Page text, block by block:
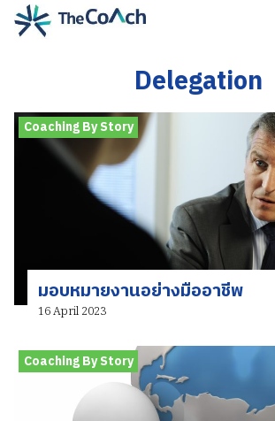
Skip
Delegation
Coaching By Story
มอบหมายงานอย่างมืออาชีพ
16 April 2023
Coaching By Story